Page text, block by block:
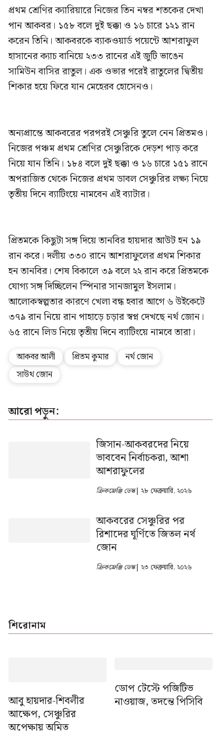
‎প্রথম শ্রেণির ক্যারিয়ারে নিজের তিন নম্বর শতকের দেখা
পান আকবর। ১৫৮ বলে দুই ছক্কা ও ১৬ চারে ১২১ রান
করেন তিনি। আকবরকে ব্যাকওয়ার্ড পয়েন্টে আশরাফুল
হাসানের ক্যাচ বানিয়ে ২৩৩ রানের এই জুটি ভাঙেন
সামিউন বাসির রাতুল। এক ওভার পরেই রাতুলের দ্বিতীয়
শিকার হয়ে ফিরে যান মেহেরব হোসেনও।
‎অন্যপ্রান্তে আকবরের পরপরই সেঞ্চুরি তুলে নেন প্রিতমও।
নিজের পঞ্চম প্রথম শ্রেণির সেঞ্চুরিকে দেড়শ পাড় করে
নিয়ে যান তিনি। ১৮৪ বলে দুই ছক্কা ও ১৬ চারে ১৫১ রানে
অপরাজিত থেকে নিজের প্রথম ডাবল সেঞ্চুরির লক্ষ্য নিয়ে
তৃতীয় দিনে ব্যাটিংয়ে নামবেন এই ব্যাটার।
‎‎প্রিতমকে কিছুটা সঙ্গ দিয়ে তানবির হায়দার আউট হন ১৯
রান করে। দলীয় ৩৩০ রানে আশরাফুলের প্রথম শিকার
হন তানবির। শেষ বিকালে ৩৯ ‎বলে ২২ রান করে প্রিতমকে
যোগ্য সঙ্গ দিচ্ছিলেন স্পিনার সানজামুল ইসলাম।
আলোকস্বল্পতার কারণে খেলা বন্ধ হবার আগে ৬ উইকেটে
৩৭৯ রান নিয়ে রান পাহাড়ে চড়ার স্বপ্ন দেখছে নর্থ জোন।
৬৫ রানে লিড নিয়ে তৃতীয় দিনে ব্যাটিংয়ে নামবে তারা।
আকবর আলী প্রিতম কুমার
নর্থ জোন
সাউথ জোন
আরো পড়ুন:
জিসান-আকবরদের নিয়ে
ভাববেন নির্বাচকরা, আশা
আশরাফুলের
ক্রিকফ্রেঞ্জি ডেস্ক| ২৮ ফেব্রুয়ারি, ২০২৬
আকবরের সেঞ্চুরির পর
রিশাদের ঘূর্ণিতে জিতল নর্থ
জোন
ক্রিকফ্রেঞ্জি ডেস্ক| ২৩ ফেব্রুয়ারি, ২০২৬
শিরোনাম
আবু হায়দার-শিবলীর
আক্ষেপ, সেঞ্চুরির
অপেক্ষায় অমিত
ডোপ টেস্টে পজিটিভ
নাওয়াজ, তদন্তে পিসিবি